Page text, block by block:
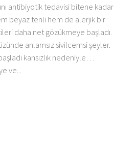
antibiyotik tedavisi bitene kadar
beyaz tenli hem de alerjik bir
daha net gözükmeye başladı.
anlamsız sivilcemsi şeyler.
kansızlık nedeniyle…
ve...